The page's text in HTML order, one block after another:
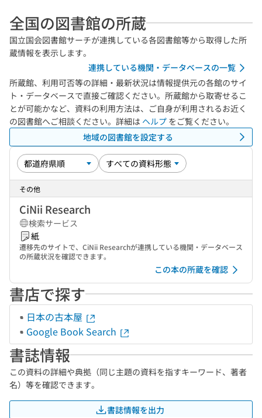
全国の図書館の所蔵
国立国会図書館サーチが連携している各図書館等から取得した所
蔵情報を表示します。
連携している機関・データベースの一覧
所蔵館、利用可否等の詳細・最新状況は情報提供元の各館のサイ
ト・データベースで直接ご確認ください。所蔵館から取寄せるこ
とが可能かなど、資料の利用方法は、ご自身が利用されるお近く
の図書館へご相談ください。詳細は ヘルプ をご覧ください。
地域の図書館を設定する
その他
CiNii Research
検索サービス
紙
遷移先のサイトで、CiNii Researchが連携している機関・データベース
の所蔵状況を確認できます。
この本の所蔵を確認
書店で探す
日本の古本屋
Google Book Search
書誌情報
この資料の詳細や典拠（同じ主題の資料を指すキーワード、著者
名）等を確認できます。
書誌情報を出力